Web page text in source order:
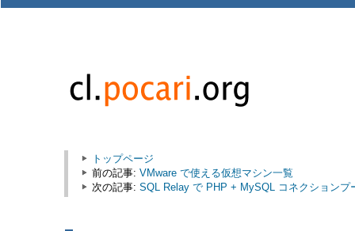
トップページ
前の記事: VMware で使える仮想マシン一覧
次の記事: SQL Relay で PHP + MySQL コネクションプ